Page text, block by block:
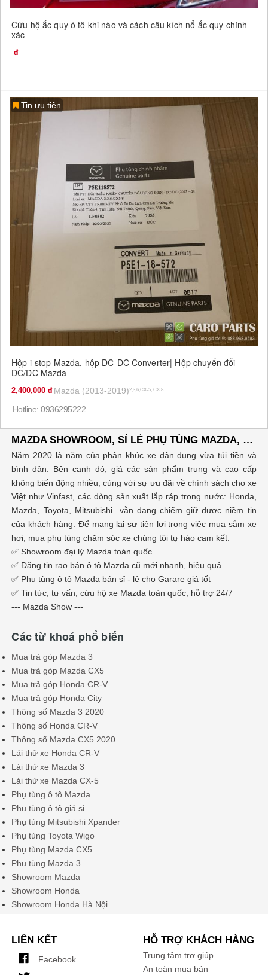
Cứu hộ ắc quy ô tô khi nào và cách câu kích nổ ắc quy chính
xác
Tin ưu tiên
Hộp i-stop Mazda, hộp DC-DC Converter| Hộp chuyển đổi
DC/DC Mazda
2,400,000 Mazda (2013-2019) 2,3,6,CX-5, CX 8
Hotline: 0936295222
MAZDA SHOWROOM, SỈ LẺ PHỤ TÙNG MAZDA, ĐĂNG TIN RAO VẶT MUA BÁN XE Ô TÔ
Năm 2020 là năm của phân khúc xe dân dụng vừa túi tiền và
bình dân. Bên cạnh đó, giá các sản phẩm trung và cao cấp
không biến động nhiều, cùng với sự ưu đãi về chính sách cho xe
Việt như Vinfast, các dòng sản xuất lắp ráp trong nước: Honda,
Mazda, Toyota, Mitsubishi...vẫn đang chiếm giữ được niềm tin
của khách hàng. Để mang lại sự tiện lợi trong việc mua sắm xe
hơi, mua phụ tùng chăm sóc xe chúng tôi tự hào cam kết:
✅ Showroom đại lý Mazda toàn quốc
✅ Đăng tin rao bán ô tô Mazda cũ mới nhanh, hiệu quả
✅ Phụ tùng ô tô Mazda bán sỉ - lẻ cho Garare giá tốt
✅ Tin tức, tư vấn, cứu hộ xe Mazda toàn quốc, hỗ trợ 24/7
--- Mazda Show ---
Các từ khoá phổ biến
Mua trả góp Mazda 3
Mua trả góp Mazda CX5
Mua trả góp Honda CR-V
Mua trả góp Honda City
Thông số Mazda 3 2020
Thông số Honda CR-V
Thông số Mazda CX5 2020
Lái thử xe Honda CR-V
Lái thử xe Mazda 3
Lái thử xe Mazda CX-5
Phụ tùng ô tô Mazda
Phụ tùng ô tô giá sỉ
Phụ tùng Mitsubishi Xpander
Phụ tùng Toyota Wigo
Phụ tùng Mazda CX5
Phụ tùng Mazda 3
Showroom Mazda
Showroom Honda
Showroom Honda Hà Nội
LIÊN KẾT
Facebook
HỖ TRỢ KHÁCH HÀNG
Trung tâm trợ giúp
An toàn mua bán